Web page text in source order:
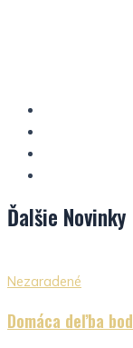
Ďalšie Novinky
Nezaradené
Domáca deľba